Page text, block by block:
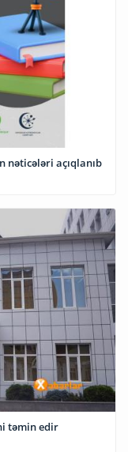
nəticələri açıqlanıb
təmin edir